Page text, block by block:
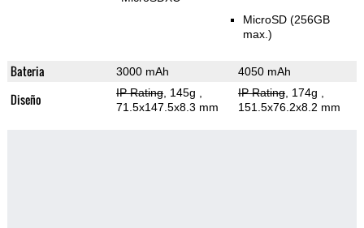
MicroSD (256GB
max.)
Bateria 3000 mAh 4050 mAh
Diseño IP Rating, 145g
71.5x147.5x8.3 mm
IP Rating, 174g
151.5x76.2x8.2 mm